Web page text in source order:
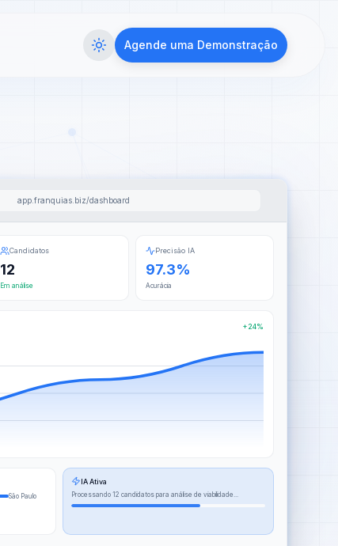
Agende uma Demonstração
app.franquias.biz/dashboard
Candidatos
12
Em análise
Precisão IA
97.3%
Acurácia
+24%
São Paulo
IA Ativa
Processando 12 candidatos para análise de viabilidade...